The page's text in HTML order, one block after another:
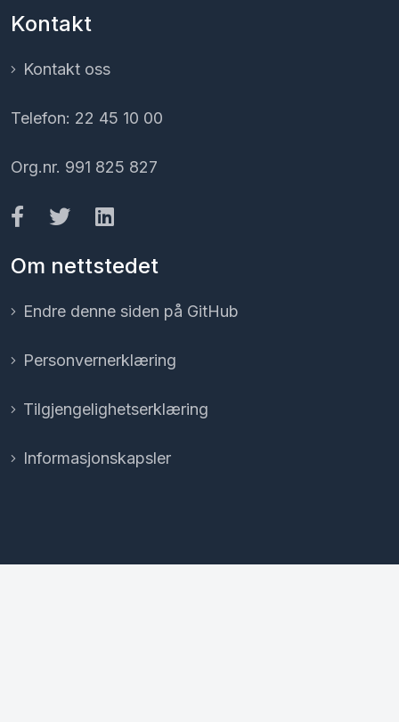
Kontakt
Kontakt oss
Telefon: 22 45 10 00
Org.nr. 991 825 827
Om nettstedet
Endre denne siden på GitHub
Personvernerklæring
Tilgjengelighetserklæring
Informasjonskapsler